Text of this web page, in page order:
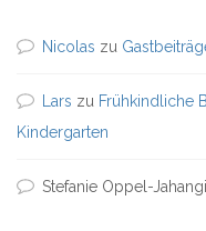
Nicolas zu
Lars zu Frühkindliche
Kindergarten
Stefanie Oppel-